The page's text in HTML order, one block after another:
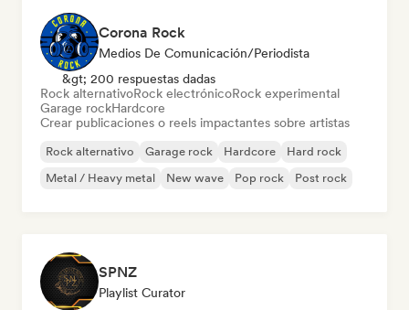
Corona Rock
Medios De Comunicación/Periodista
&gt; 200 respuestas dadas
Rock alternativoRock electrónicoRock experimental
Garage rockHardcore
Crear publicaciones o reels impactantes sobre artistas
Rock alternativo Garage rock Hardcore
Hard rock
Metal / Heavy metal
New wave Pop rock Post rock
SPNZ
Playlist Curator